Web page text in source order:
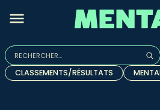
Rechercher :
Quand les résultats de l'auto-
CLASSEMENTS/RÉSULTATS